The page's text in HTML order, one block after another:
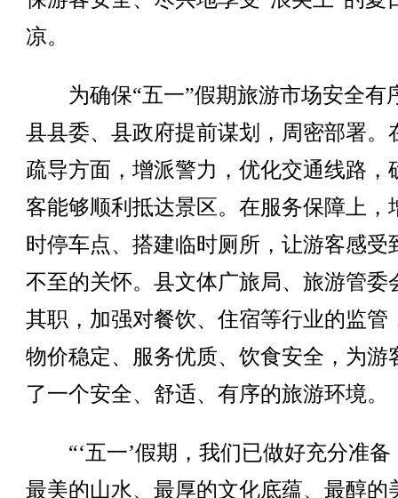
凉。
为确保“五一”假期旅游市场安全有
县县委、县政府提前谋划，周密部署。
疏导方面，增派警力，优化交通线路，
客能够顺利抵达景区。在服务保障上，
时停车点、搭建临时厕所，让游客感受
不至的关怀。县文体广旅局、旅游管委
其职，加强对餐饮、住宿等行业的监管
物价稳定、服务优质、饮食安全，为游
了一个安全、舒适、有序的旅游环境。
“‘五一’假期，我们已做好充分准备
最美的山水、最厚的文化底蕴、最醇的